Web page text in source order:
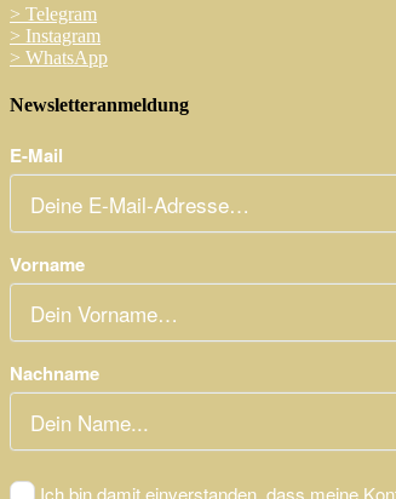
> Telegram
> Instagram
> WhatsApp
Newsletteranmeldung